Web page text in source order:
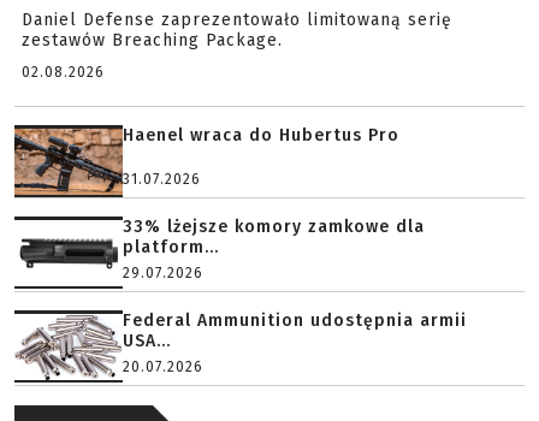
Daniel Defense zaprezentowało limitowaną serię
zestawów Breaching Package.
02.08.2026
Haenel wraca do Hubertus Pro
31.07.2026
33% lżejsze komory zamkowe dla
platform...
29.07.2026
Federal Ammunition udostępnia armii
USA...
20.07.2026